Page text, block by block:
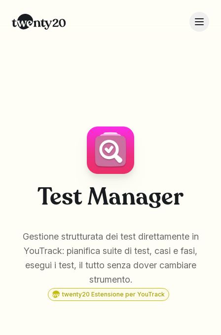
Test Manager
Gestione strutturata dei test direttamente in
YouTrack: pianifica suite di test, casi e fasi,
esegui i test, il tutto senza dover cambiare
strumento.
twenty20 Estensione per YouTrack